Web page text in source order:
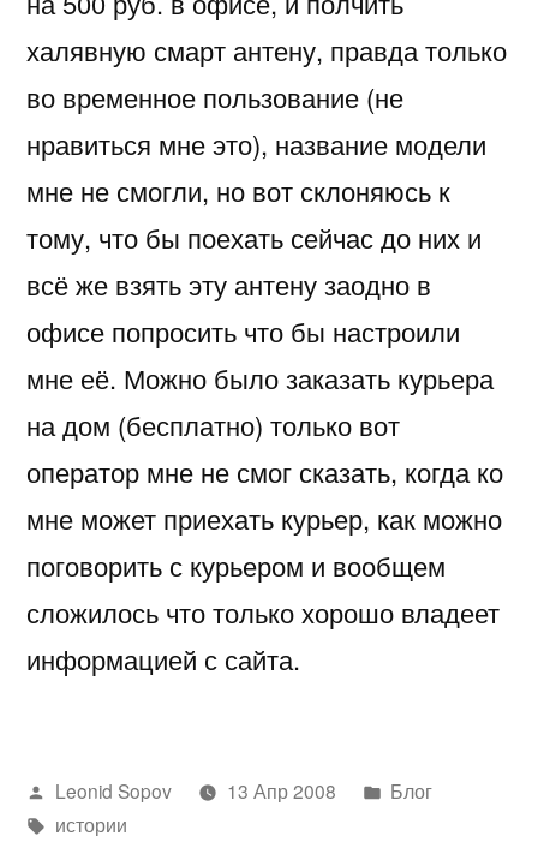
халявную смарт антену, правда только
во временное пользование (не
нравиться мне это), название модели
мне не смогли, но вот склоняюсь к
тому, что бы поехать сейчас до них и
всё же взять эту антену заодно в
офисе попросить что бы настроили
мне её. Можно было заказать курьера
на дом (бесплатно) только вот
оператор мне не смог сказать, когда ко
мне может приехать курьер, как можно
поговорить с курьером и вообщем
сложилось что только хорошо владеет
информацией с сайта.
Написано
автором
Leonid Sopov 13 Апр 2008
Написано
Блог
Метки:
истории